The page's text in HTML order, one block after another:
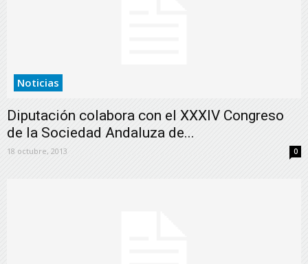
Noticias
Diputación colabora con el XXXIV Congreso
de la Sociedad Andaluza de...
18 octubre, 2013 0